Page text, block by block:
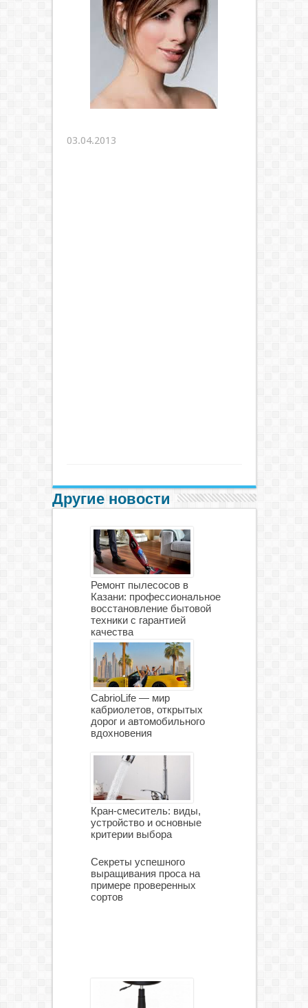
03.04.2013
Другие новости
Ремонт пылесосов в
Казани: профессиональное
восстановление бытовой
техники с гарантией
качества
CabrioLife — мир
кабриолетов, открытых
дорог и автомобильного
вдохновения
Кран-смеситель: виды,
устройство и основные
критерии выбора
Секреты успешного
выращивания проса на
примере проверенных
сортов